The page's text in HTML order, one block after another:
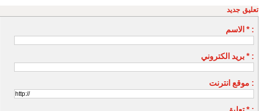
تعليق جديد
الاسم * :
بريد الكتروني * :
موقع انترنت :